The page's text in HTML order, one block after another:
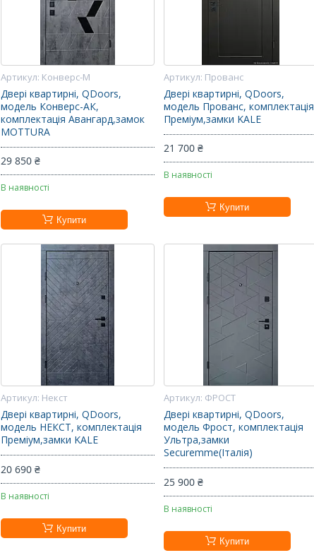
Конверс-М
Двері квартирні, QDoors,
модель Конверс-АК,
комплектація Авангард,замок
MOTTURA
29 850 ₴
В наявності
Купити
Прованс
Двері квартирні, QDoors,
модель Прованс, комплектація
Преміум,замки KALE
21 700 ₴
В наявності
Купити
Некст
Двері квартирні, QDoors,
модель НЕКСТ, комплектація
Преміум,замки KALE
20 690 ₴
В наявності
Купити
ФРОСТ
Двері квартирні, QDoors,
модель Фрост, комплектація
Ультра,замки
Securemme(Італія)
25 900 ₴
В наявності
Купити